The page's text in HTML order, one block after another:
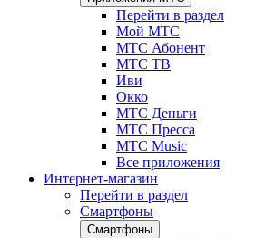
Перейти в раздел
Мой МТС
МТС Абонент
МТС ТВ
Иви
Окко
МТС Деньги
МТС Пресса
МТС Music
Все приложения
Интернет-магазин
Перейти в раздел
Смартфоны
Смартфоны